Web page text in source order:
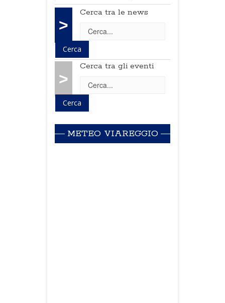
>
Cerca tra le news
>
Cerca tra gli eventi
METEO VIAREGGIO